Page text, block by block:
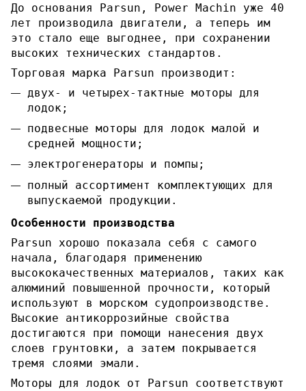
До основания Parsun, Power Machin уже 40
лет производила двигатели, а теперь им
это стало еще выгоднее, при сохранении
высоких технических стандартов.
Торговая марка Parsun производит:
двух- и четырех-тактные моторы для
лодок;
подвесные моторы для лодок малой и
средней мощности;
электрогенераторы и помпы;
полный ассортимент комплектующих для
выпускаемой продукции.
Особенности производства
Parsun хорошо показала себя с самого
начала, благодаря применению
высококачественных материалов, таких как
алюминий повышенной прочности, который
используют в морском судопроизводстве.
Высокие антикоррозийные свойства
достигаются при помощи нанесения двух
слоев грунтовки, а затем покрывается
тремя слоями эмали.
Моторы для лодок от Parsun соответствуют